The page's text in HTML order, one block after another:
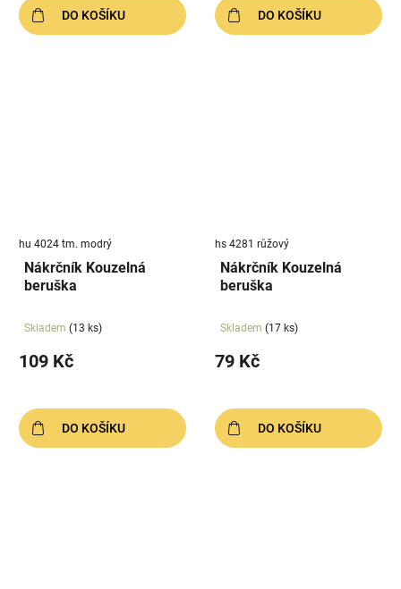
DO KOŠÍKU DO KOŠÍKU
hu 4024 tm. modrý
Nákrčník Kouzelná
beruška
Skladem (13 ks)
109 Kč
DO KOŠÍKU
hs 4281 růžový
Nákrčník Kouzelná
beruška
Skladem (17 ks)
79 Kč
DO KOŠÍKU